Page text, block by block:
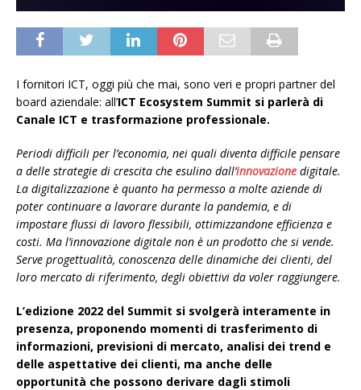
I fornitori ICT, oggi più che mai, sono veri e propri partner del
board aziendale: all’ICT Ecosystem Summit si parlerà di
Canale ICT e trasformazione professionale.
Periodi difficili per l’economia, nei quali diventa difficile pensare
a delle strategie di crescita che esulino dall’innovazione digitale.
La digitalizzazione è quanto ha permesso a molte aziende di
poter continuare a lavorare durante la pandemia, e di
impostare flussi di lavoro flessibili, ottimizzandone efficienza e
costi. Ma l’innovazione digitale non è un prodotto che si vende.
Serve progettualità, conoscenza delle dinamiche dei clienti, del
loro mercato di riferimento, degli obiettivi da voler raggiungere.
L’edizione 2022 del Summit si svolgerà interamente in
presenza, proponendo momenti di trasferimento di
informazioni, previsioni di mercato, analisi dei trend e
delle aspettative dei clienti, ma anche delle
opportunità che possono derivare dagli stimoli